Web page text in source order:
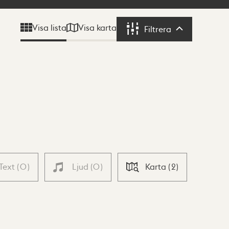
Visa lista Visa karta Filtrera Filtrera
(0) Ljud (0) Karta (2)